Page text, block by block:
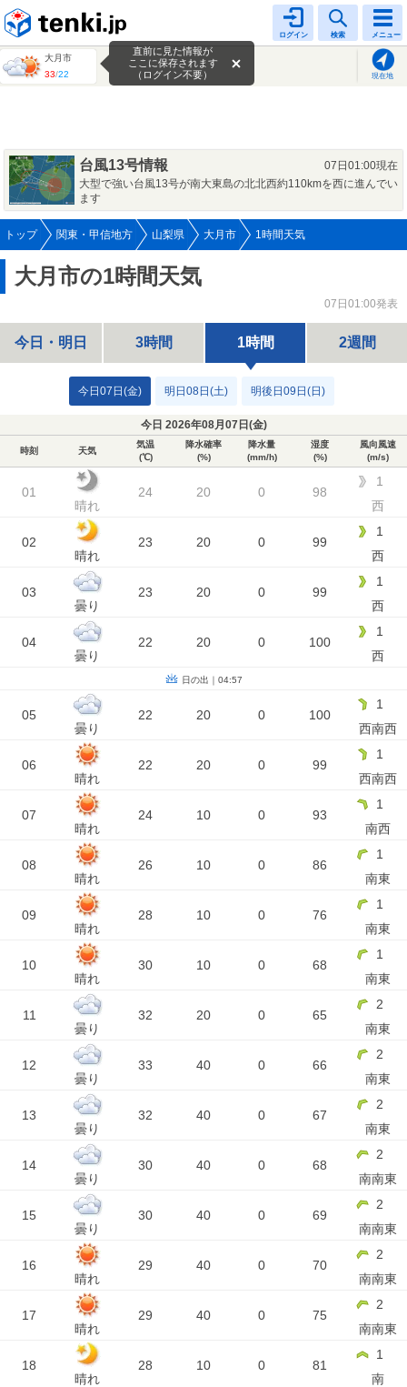
ログイン 検索 メニュー
大月市
33/22 現在地
直前に見た情報が
ここに保存されます
（ログイン不要）
台風13号情報
07日01:00現在
大型で強い台風13号が南大東島の北北西約110kmを西に進んでい
ます
トップ 関東・甲信地方 山梨県 大月市 1時間天気
大月市の1時間天気
07日01:00発表
今日・明日 3時間 1時間 2週間
今日07日(金) 明日08日(土) 明後日09日(日)
今日 2026年08月07日(金)
時刻 天気
気温
(℃)
降水確率
(%)
降水量
(mm/h)
湿度
(%)
風向風速
(m/s)
01
晴れ
24 20 0 98
1
西
02
晴れ
23 20 0 99
1
西
03
曇り
23 20 0 99
1
西
04
曇り
22 20 0 100
1
西
日の出｜04:57
05
曇り
22 20 0 100
1
西南西
06
晴れ
22 20 0 99
1
西南西
07
晴れ
24 10 0 93
1
南西
08
晴れ
26 10 0 86
1
南東
09
晴れ
28 10 0 76
1
南東
10
晴れ
30 10 0 68
1
南東
11
曇り
32 20 0 65
2
南東
12
曇り
33 40 0 66
2
南東
13
曇り
32 40 0 67
2
南東
14
曇り
30 40 0 68
2
南南東
15
曇り
30 40 0 69
2
南南東
16
晴れ
29 40 0 70
2
南南東
17
晴れ
29 40 0 75
2
南南東
18
晴れ
28 10 0 81
1
南